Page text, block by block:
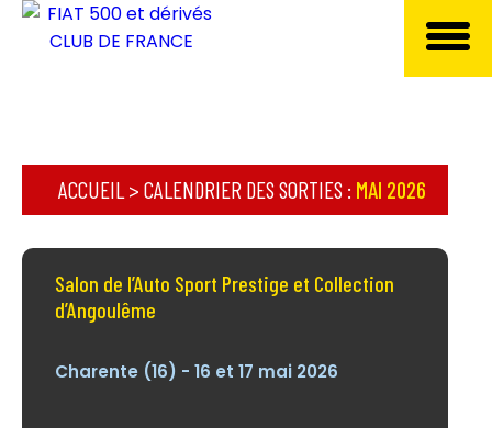
ACCUEIL > CALENDRIER DES SORTIES : MAI 2026
Salon de l’Auto Sport Prestige et Collection
d’Angoulême
Charente (16) - 16 et 17 mai 2026